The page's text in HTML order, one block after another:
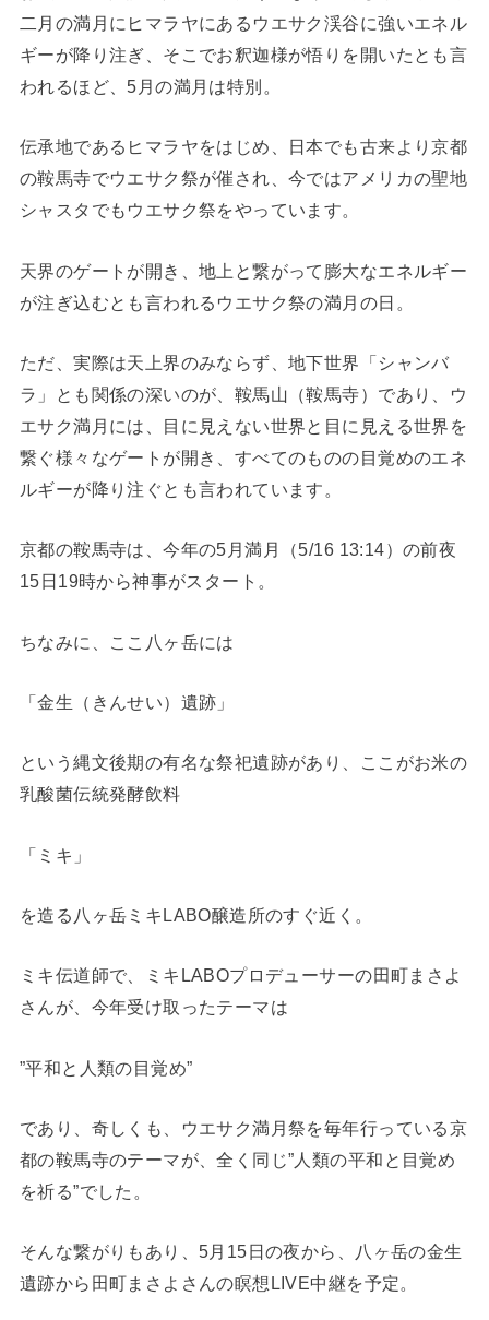
二月の満月にヒマラヤにあるウエサク渓谷に強いエネル
ギーが降り注ぎ、そこでお釈迦様が悟りを開いたとも言
われるほど、5月の満月は特別。
伝承地であるヒマラヤをはじめ、日本でも古来より京都
の鞍馬寺でウエサク祭が催され、今ではアメリカの聖地
シャスタでもウエサク祭をやっています。
天界のゲートが開き、地上と繋がって膨大なエネルギー
が注ぎ込むとも言われるウエサク祭の満月の日。
ただ、実際は天上界のみならず、地下世界「シャンバ
ラ」とも関係の深いのが、鞍馬山（鞍馬寺）であり、ウ
エサク満月には、目に見えない世界と目に見える世界を
繋ぐ様々なゲートが開き、すべてのものの目覚めのエネ
ルギーが降り注ぐとも言われています。
京都の鞍馬寺は、今年の5月満月（5/16 13:14）の前夜
15日19時から神事がスタート。
ちなみに、ここ八ヶ岳には
「金生（きんせい）遺跡」
という縄文後期の有名な祭祀遺跡があり、ここがお米の
乳酸菌伝統発酵飲料
「ミキ」
を造る八ヶ岳ミキLABO醸造所のすぐ近く。
ミキ伝道師で、ミキLABOプロデューサーの田町まさよ
さんが、今年受け取ったテーマは
”平和と人類の目覚め”
であり、奇しくも、ウエサク満月祭を毎年行っている京
都の鞍馬寺のテーマが、全く同じ”人類の平和と目覚め
を祈る”でした。
そんな繋がりもあり、5月15日の夜から、八ヶ岳の金生
遺跡から田町まさよさんの瞑想LIVE中継を予定。